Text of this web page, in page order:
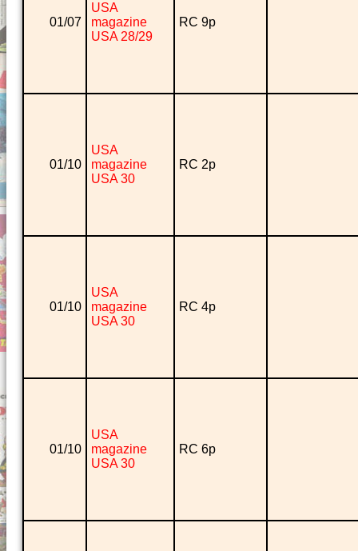
01/07
USA
magazine
USA 28/29
RC 9p
01/10
USA
magazine
USA 30
RC 2p
01/10
USA
magazine
USA 30
RC 4p
01/10
USA
magazine
USA 30
RC 6p